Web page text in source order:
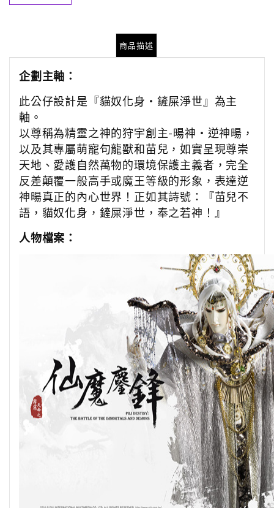
商品描述
企劃主軸：
此公仔設計是 『貓奴化身‧鏟屎淨世』 為主
軸。
以尊稱為精靈之神的狩宇創主-暘神‧逆神暘，
以及其專屬萌寵句龍獸和苗兒，如實呈現尊崇
天地、愛護自然萬物的環境保護主義者，完全
反差顛覆一般高手或魔王等級的形象，表達逆
神暘真正的內心世界！正如其詩號：『苗兒不
語，貓奴化身，鏟屎淨世，奉之若神！』
人物檔案：